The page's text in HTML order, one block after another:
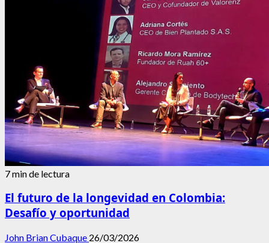
7 min de lectura
El futuro de la longevidad en Colombia:
Desafío y oportunidad
John Brian Cubaque 26/03/2026